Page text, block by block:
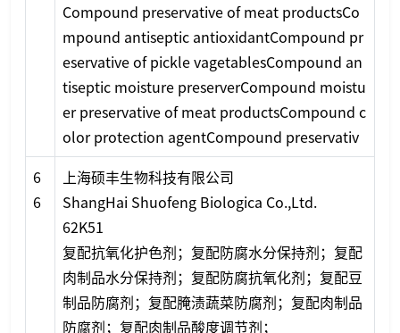
Compound preservative of meat productsCo
mpound antiseptic antioxidantCompound pr
eservative of pickle vagetablesCompound an
tiseptic moisture preserverCompound moistu
er preservative of meat productsCompound c
olor protection agentCompound preservativ
6
6
上海硕丰生物科技有限公司
ShangHai Shuofeng Biologica Co.,Ltd.
62K51
复配抗氧化护色剂；复配防腐水分保持剂；复配
肉制品水分保持剂；复配防腐抗氧化剂；复配豆
制品防腐剂；复配腌渍蔬菜防腐剂；复配肉制品
防腐剂；复配肉制品酸度调节剂；